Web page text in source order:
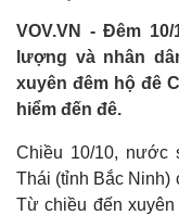
VOV.VN - Đêm
lượng và nhân
xuyên đêm hộ đê
hiểm đến đê.
Chiều 10/10, nước
Thái (tỉnh Bắc Ninh)
Từ chiều đến